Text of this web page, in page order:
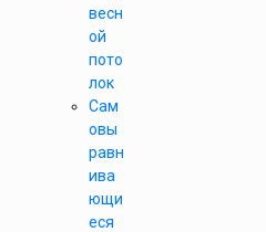
весн
ой
пото
лок
Сам
овы
равн
ива
ющи
еся